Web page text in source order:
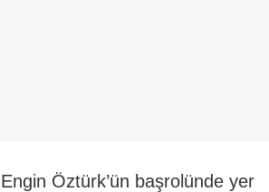
Öztürk’ün başrolünde yer